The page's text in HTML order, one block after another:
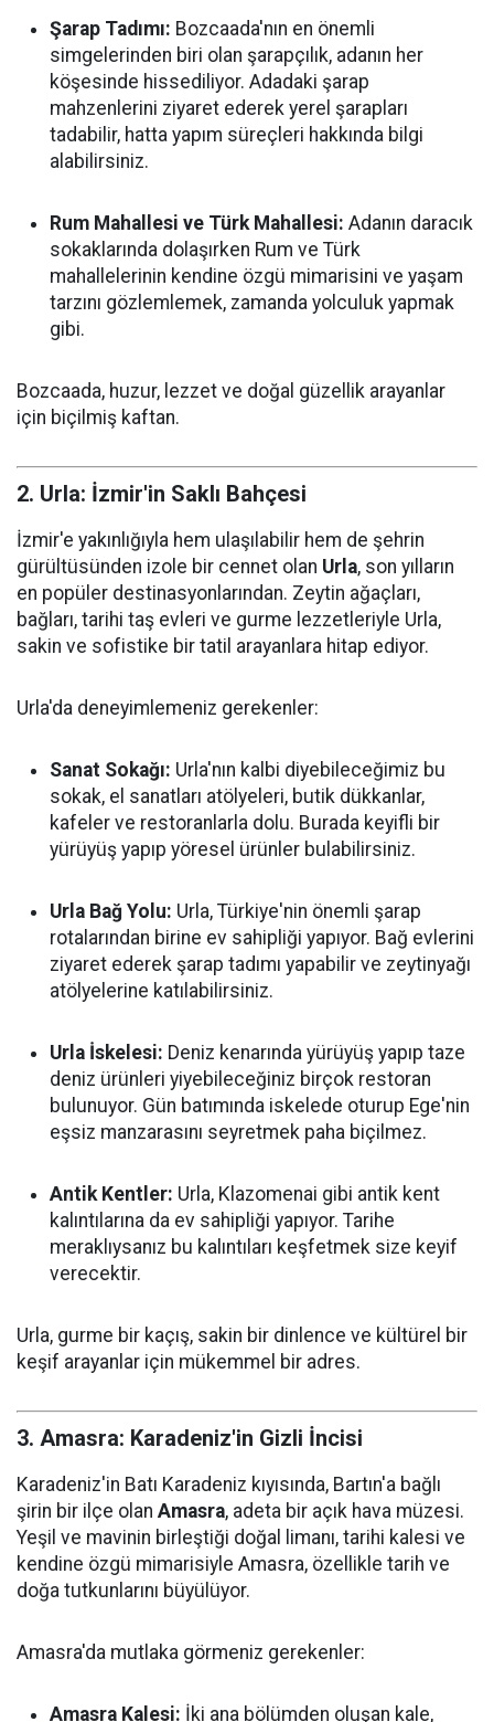
Şarap Tadımı: Bozcaada'nın en önemli
simgelerinden biri olan şarapçılık, adanın her
köşesinde hissediliyor. Adadaki şarap
mahzenlerini ziyaret ederek yerel şarapları
tadabilir, hatta yapım süreçleri hakkında bilgi
alabilirsiniz.
Rum Mahallesi ve Türk Mahallesi: Adanın daracık
sokaklarında dolaşırken Rum ve Türk
mahallelerinin kendine özgü mimarisini ve yaşam
tarzını gözlemlemek, zamanda yolculuk yapmak
gibi.
Bozcaada, huzur, lezzet ve doğal güzellik arayanlar
için biçilmiş kaftan.
2. Urla: İzmir'in Saklı Bahçesi
İzmir'e yakınlığıyla hem ulaşılabilir hem de şehrin
gürültüsünden izole bir cennet olan Urla, son yılların
en popüler destinasyonlarından. Zeytin ağaçları,
bağları, tarihi taş evleri ve gurme lezzetleriyle Urla,
sakin ve sofistike bir tatil arayanlara hitap ediyor.
Urla'da deneyimlemeniz gerekenler:
Sanat Sokağı: Urla'nın kalbi diyebileceğimiz bu
sokak, el sanatları atölyeleri, butik dükkanlar,
kafeler ve restoranlarla dolu. Burada keyifli bir
yürüyüş yapıp yöresel ürünler bulabilirsiniz.
Urla Bağ Yolu: Urla, Türkiye'nin önemli şarap
rotalarından birine ev sahipliği yapıyor. Bağ evlerini
ziyaret ederek şarap tadımı yapabilir ve zeytinyağı
atölyelerine katılabilirsiniz.
Urla İskelesi: Deniz kenarında yürüyüş yapıp taze
deniz ürünleri yiyebileceğiniz birçok restoran
bulunuyor. Gün batımında iskelede oturup Ege'nin
eşsiz manzarasını seyretmek paha biçilmez.
Antik Kentler: Urla, Klazomenai gibi antik kent
kalıntılarına da ev sahipliği yapıyor. Tarihe
meraklıysanız bu kalıntıları keşfetmek size keyif
verecektir.
Urla, gurme bir kaçış, sakin bir dinlence ve kültürel bir
keşif arayanlar için mükemmel bir adres.
3. Amasra: Karadeniz'in Gizli İncisi
Karadeniz'in Batı Karadeniz kıyısında, Bartın'a bağlı
şirin bir ilçe olan Amasra, adeta bir açık hava müzesi.
Yeşil ve mavinin birleştiği doğal limanı, tarihi kalesi ve
kendine özgü mimarisiyle Amasra, özellikle tarih ve
doğa tutkunlarını büyülüyor.
Amasra'da mutlaka görmeniz gerekenler:
Amasra Kalesi: İki ana bölümden oluşan kale,